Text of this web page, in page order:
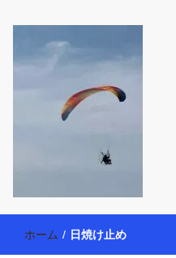
働く母の40代を楽
ー活動を通して、豊かな生活
活だけでなく、大好きな【旅
索】も全力で楽しみます。
ホーム / 日焼け止め